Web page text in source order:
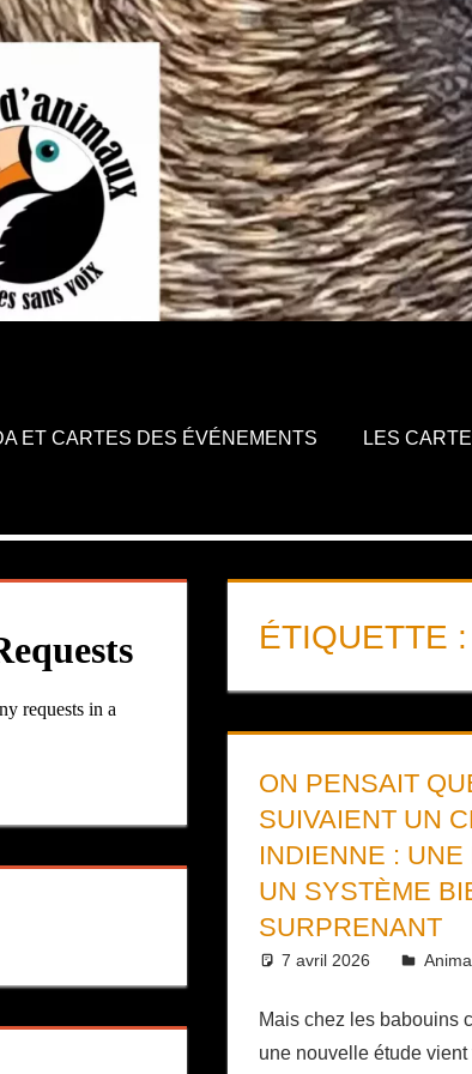
ET CARTES DES ÉVÉNEMENTS LES
ÉTIQUETTE :
ON PENSAIT
SUIVAIENT UN
INDIENNE :
UN SYSTÈME
SURPRENANT
7 avril 2026 Daniel
Mais chez les babouins
une nouvelle étude